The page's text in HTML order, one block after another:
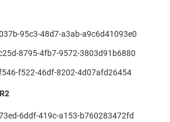
95c3-48d7-a3ab-a9c6d41093e0
8795-4fb7-9572-3803d91b6880
f522-46df-8202-4d07afd26454
6ddf-419c-a153-b760283472fd